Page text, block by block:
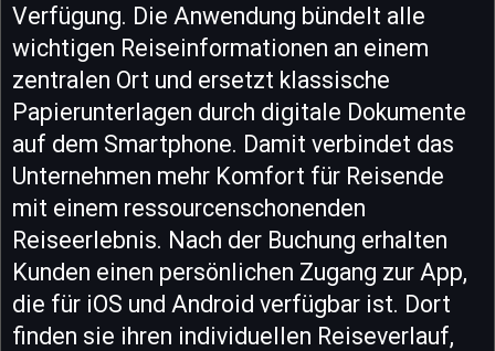
Verfügung. Die Anwendung bündelt alle
wichtigen Reiseinformationen an einem
zentralen Ort und ersetzt klassische
Papierunterlagen durch digitale Dokumente
auf dem Smartphone. Damit verbindet das
Unternehmen mehr Komfort für Reisende
mit einem ressourcenschonenden
Reiseerlebnis. Nach der Buchung erhalten
Kunden einen persönlichen Zugang zur App,
die für iOS und Android verfügbar ist. Dort
finden sie ihren individuellen Reiseverlauf,